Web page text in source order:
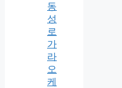
동
성
로
가
라
오
케